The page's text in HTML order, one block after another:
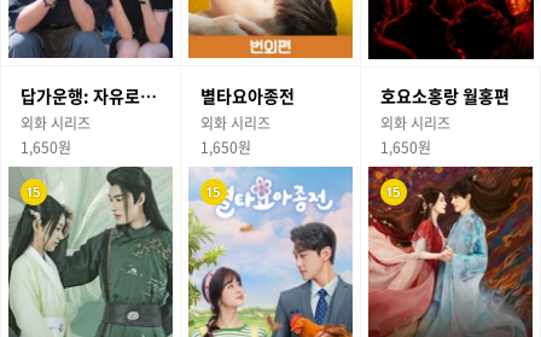
답가운행: 자유로운 여정
외화 시리즈
1,650원
별타요아종전
외화 시리즈
1,650원
호요소홍랑 월홍편
외화 시리즈
1,650원